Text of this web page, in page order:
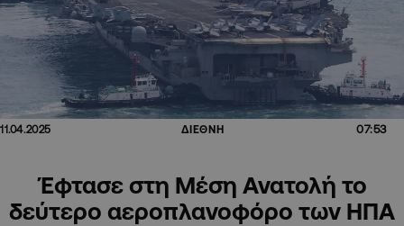
11.04.2025 ΔΙΕΘΝΗ 07:53
Έφτασε στη Μέση Ανατολή το
δεύτερο αεροπλανοφόρο των ΗΠΑ